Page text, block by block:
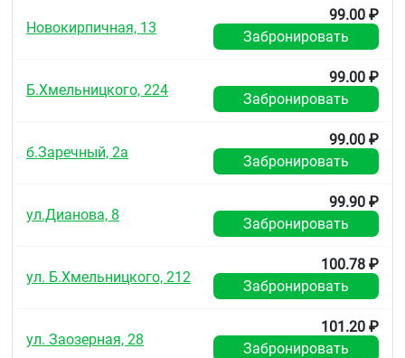
Новокирпичная, 13
99.00 ₽
Забронировать
Б.Хмельницкого, 224
99.00 ₽
Забронировать
б.Заречный, 2а
99.00 ₽
Забронировать
ул.Дианова, 8
99.90 ₽
Забронировать
ул. Б.Хмельницкого, 212
100.78 ₽
Забронировать
ул. Заозерная, 28
101.20 ₽
Забронировать